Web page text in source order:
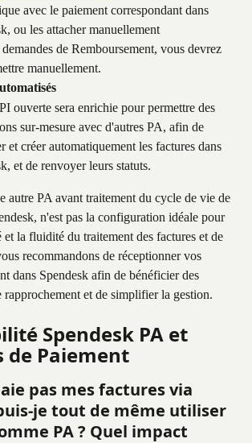
avec le paiement correspondant dans
ou les attacher manuellement
de Remboursement, vous devrez
manuellement.
ouverte sera enrichie pour permettre des
sur-mesure avec d'autres PA, afin de
et créer automatiquement les factures dans
et de renvoyer leurs statuts.
autre PA avant traitement du cycle de vie de
n'est pas la configuration idéale pour
la fluidité du traitement des factures et de
recommandons de réceptionner vos
dans Spendesk afin de bénéficier des
rapprochement et de simplifier la gestion.
Spendesk PA et
de Paiement
pas mes factures via
je tout de même utiliser
PA ? Quel impact